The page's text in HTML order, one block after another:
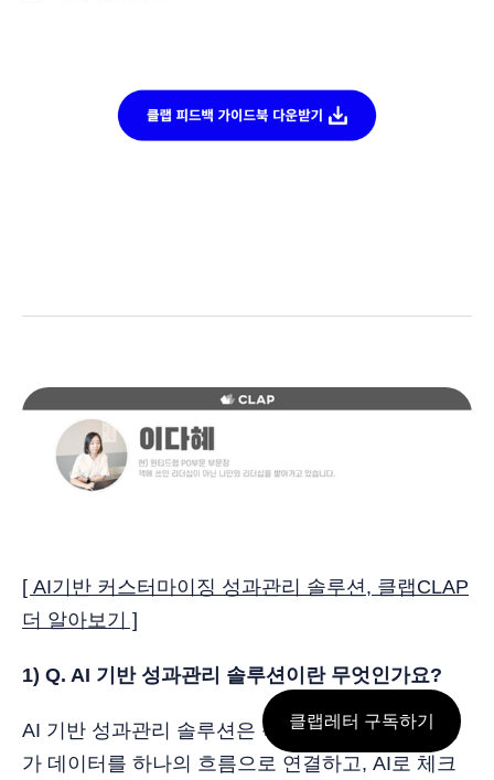
[ AI기반 커스터마이징 성과관리 솔루션, 클랩CLAP
더 알아보기 ]
1) Q. AI 기반 성과관리 솔루션이란 무엇인가요?
AI 기반 성과관리 솔루션은 목표·원온원·피드백·평
가 데이터를 하나의 흐름으로 연결하고, AI로 체크
클랩레터 구독하기